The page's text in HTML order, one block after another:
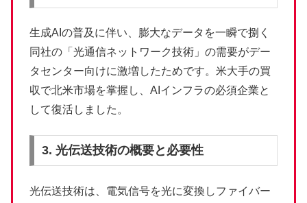
生成AIの普及に伴い、膨大なデータを一瞬で捌く
同社の「光通信ネットワーク技術」の需要がデー
タセンター向けに激増したためです。米大手の買
収で北米市場を掌握し、AIインフラの必須企業と
して復活しました。
3. 光伝送技術の概要と必要性
光伝送技術は、電気信号を光に変換しファイバー